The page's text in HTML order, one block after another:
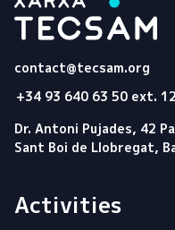
contact@tecsam.org
+34 93 640 63 50 ext.
Dr. Antoni Pujades, 42
Sant Boi de Llobregat,
Activities